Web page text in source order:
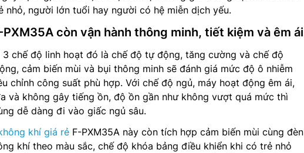
nhỏ, người lớn tuổi hay người có hệ miễn dịch yếu.
PXM35A còn vận hành thông minh, tiết kiệm và êm ái
chế độ linh hoạt đó là chế độ tự động, tăng cường và chế độ
cảm biến mùi và bụi thông minh sẽ đánh giá mức độ ô nhiễm
chỉnh công suất phù hợp. Với chế độ ngủ, máy hoạt động êm ái,
và không gây tiếng ồn, độ ồn gần như không vượt quá mức thì
dễ dàng đi vào giấc ngủ sâu.
khí giá rẻ F-PXM35A này còn tích hợp cảm biến mùi cùng đèn
khí theo màu sắc, chế độ khóa bảng điều khiển khi có trẻ nhỏ